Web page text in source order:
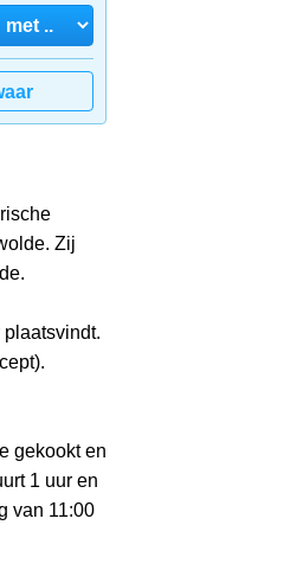
Zij
gekookt en
1 uur en
van 11:00